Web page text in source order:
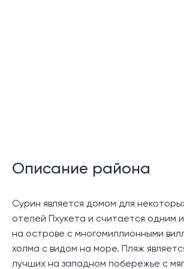
Вилла состоит из трех уровней, с
где также находится главный вход в
уровне расположены две гостевые
ванными комнатами, а одна из
похвастаться потрясающим видом
море.
Описание района
Сурин является домом для
отелей Пхукета и считается одним
на острове с многомиллионными
холма с видом на море. Пляж
лучших на западном побережье с